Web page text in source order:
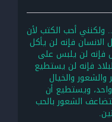
أحب الكتب لأن
فإنه لن يأكل
لن يلبس على
فإنه لن يستطيع
والخيال
ويستطيع أن
الشعور بالحب